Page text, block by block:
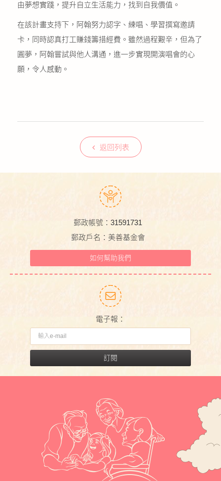
由夢想實踐，提升自立生活能力，找到自我價值。
在該計畫支持下，阿翰努力認字、練唱、學習撰寫邀請
卡，同時認真打工賺錢籌措經費。雖然過程艱辛，但為了
圓夢，阿翰嘗試與他人溝通，進一步實現開演唱會的心
願，令人感動。
返回列表
郵政帳號：31591731
郵政戶名：美善基金會
如何幫助我們
電子報：
訂閱